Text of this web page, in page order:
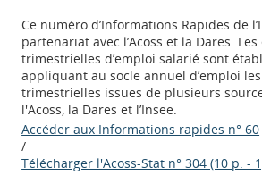
Ce numéro d’Informations Rapides de
partenariat avec l’Acoss et la Dares.
trimestrielles d’emploi salarié sont
appliquant au socle annuel d’emploi
trimestrielles issues de plusieurs
l'Acoss, la Dares et l’Insee.
Accéder aux Informations rapides n° 60
/
Télécharger l'Acoss-Stat n° 304 (10 p. -